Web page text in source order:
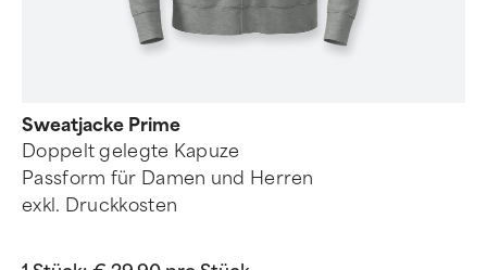
Sweatjacke Prime
Doppelt gelegte Kapuze
Passform für Damen und Herren
exkl. Druckkosten